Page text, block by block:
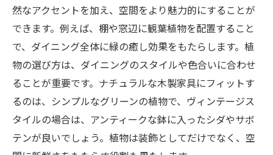
然なアクセントを加え、空間をより魅力的にすることが
できます。例えば、棚や窓辺に観葉植物を配置すること
で、ダイニング全体に緑の癒し効果をもたらします。植
物の選び方は、ダイニングのスタイルや色合いに合わせ
ることが重要です。ナチュラルな木製家具にフィットす
るのは、シンプルなグリーンの植物で、ヴィンテージス
タイルの場合は、アンティークな鉢に入ったシダやサボ
テンが良いでしょう。植物は装飾としてだけでなく、空